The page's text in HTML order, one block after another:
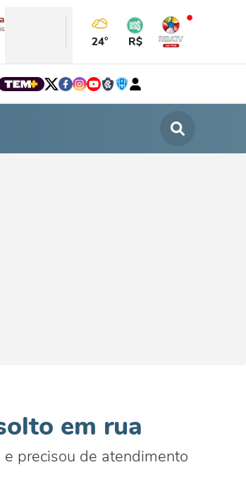
24° R$
em rua
precisou de atendimento